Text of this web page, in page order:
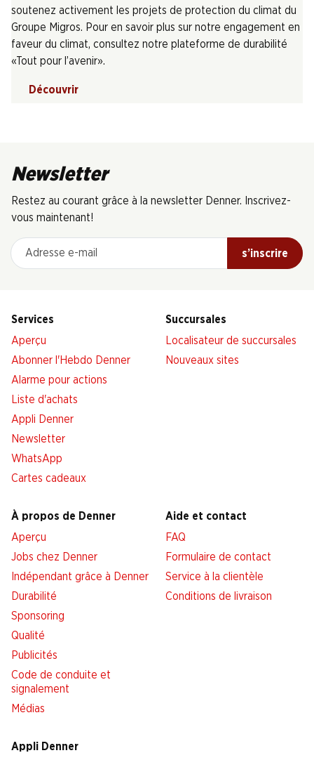
soutenez activement les projets de protection du climat du
Groupe Migros. Pour en savoir plus sur notre engagement en
faveur du climat, consultez notre plateforme de durabilité
«Tout pour l’avenir».
Découvrir
Newsletter
Restez au courant grâce à la newsletter Denner. Inscrivez-
vous maintenant!
Adresse e-mail
s’inscrire
Services
Aperçu
Abonner l'Hebdo Denner
Alarme pour actions
Liste d'achats
Appli Denner
Newsletter
WhatsApp
Cartes cadeaux
Succursales
Localisateur de succursales
Nouveaux sites
À propos de Denner
Aperçu
Jobs chez Denner
Indépendant grâce à Denner
Durabilité
Sponsoring
Qualité
Publicités
Code de conduite et
signalement
Médias
Aide et contact
FAQ
Formulaire de contact
Service à la clientèle
Conditions de livraison
Appli Denner